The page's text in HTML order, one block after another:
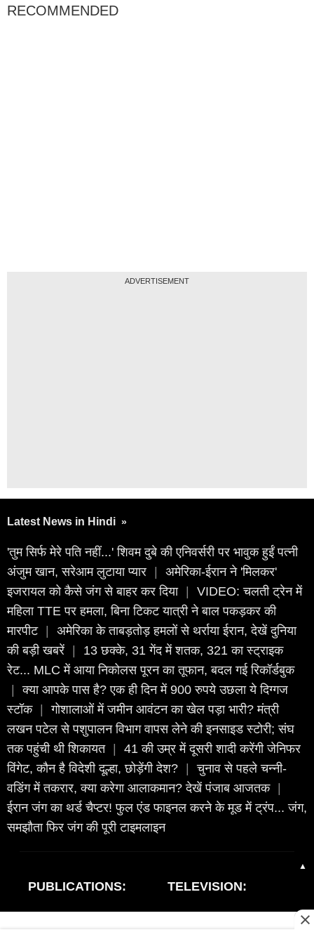
RECOMMENDED
ADVERTISEMENT
Latest News in Hindi »
'तुम सिर्फ मेरे पति नहीं...' शिवम दुबे की एनिवर्सरी पर भावुक हुईं पत्नी
अंजुम खान, सरेआम लुटाया प्यार
अमेरिका-ईरान ने 'मिलकर'
इजरायल को कैसे जंग से बाहर कर दिया
VIDEO: चलती ट्रेन में
महिला TTE पर हमला, बिना टिकट यात्री ने बाल पकड़कर की
मारपीट
अमेरिका के ताबड़तोड़ हमलों से थर्राया ईरान, देखें दुनिया
की बड़ी खबरें
13 छक्के, 31 गेंद में शतक, 321 का स्ट्राइक
रेट... MLC में आया निकोलस पूरन का तूफान, बदल गई र‍िकॉर्डबुक
क्‍या आपके पास है? एक ही दिन में 900 रुपये उछला ये दिग्‍गज
स्‍टॉक
गोशालाओं में जमीन आवंटन का खेल पड़ा भारी? मंत्री
लखन पटेल से पशुपालन विभाग वापस लेने की इनसाइड स्टोरी; संघ
तक पहुंची थी शिकायत
41 की उम्र में दूसरी शादी करेंगी जेनिफर
विंगेट, कौन है विदेशी दूल्हा, छोड़ेंगी देश?
चुनाव से पहले चन्नी-
वडिंग में तकरार, क्या करेगा आलाकमान? देखें पंजाब आजतक
ईरान जंग का थर्ड चैप्टर! फुल एंड फाइनल करने के मूड में ट्रंप... जंग,
समझौता फिर जंग की पूरी टाइमलाइन
PUBLICATIONS: TELEVISION:
▲